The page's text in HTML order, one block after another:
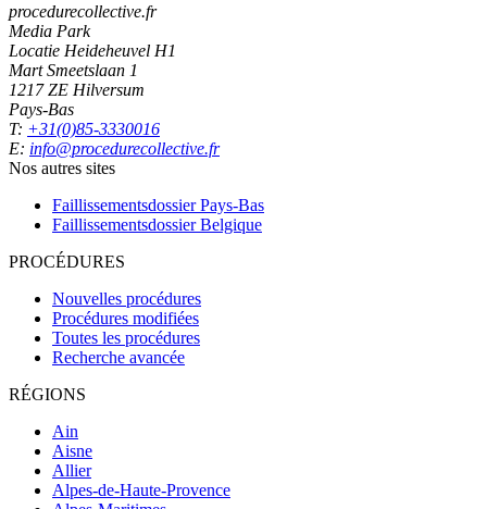
procedurecollective.fr
Media Park
Locatie Heideheuvel H1
Mart Smeetslaan 1
1217 ZE Hilversum
Pays-Bas
T: +31(0)85-3330016
E: info@procedurecollective.fr
Nos autres sites
Faillissementsdossier Pays-Bas
Faillissementsdossier Belgique
PROCÉDURES
Nouvelles procédures
Procédures modifiées
Toutes les procédures
Recherche avancée
RÉGIONS
Ain
Aisne
Allier
Alpes-de-Haute-Provence